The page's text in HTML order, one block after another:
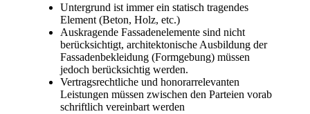
Untergrund ist immer ein statisch tragendes
Element (Beton, Holz, etc.)
Auskragende Fassadenelemente sind nicht
berücksichtigt, architektonische Ausbildung der
Fassadenbekleidung (Formgebung) müssen
jedoch berücksichtig werden.
Vertragsrechtliche und honorarrelevanten
Leistungen müssen zwischen den Parteien vorab
schriftlich vereinbart werden